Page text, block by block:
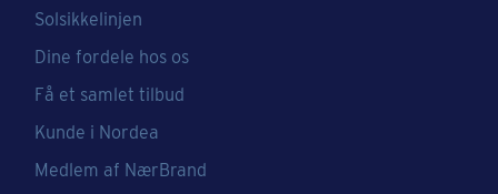
Solsikkelinjen
Dine fordele hos os
Få et samlet tilbud
Kunde i Nordea
Medlem af NærBrand